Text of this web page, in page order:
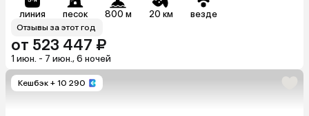
линия песок 800 м 20 км везде
Отзывы за этот год
от 523 447 ₽
1 июн. - 7 июн., 6 ночей
Кешбэк + 10 290